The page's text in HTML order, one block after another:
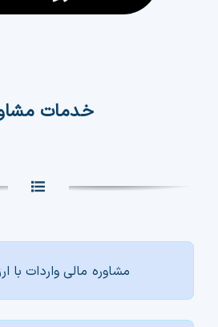
خدمات
مشاوره مالی واردات با